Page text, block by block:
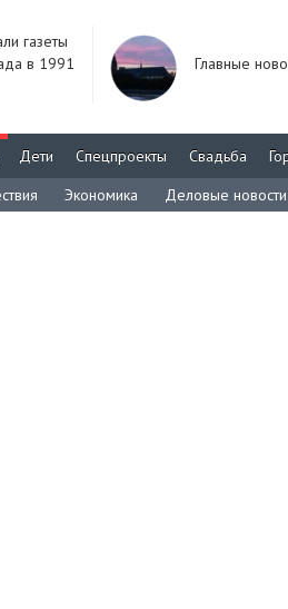
газеты
в 1991
Главные
Дети Спецпроекты Свадьба
Экономика Деловые новости